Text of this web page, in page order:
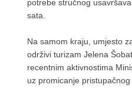
potrebe stručnog
sata.
Na samom kraju, umjesto
održivi turizam Jelena
recentnim aktivnostima
uz promicanje